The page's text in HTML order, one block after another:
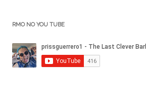
RMO NO YOU TUBE